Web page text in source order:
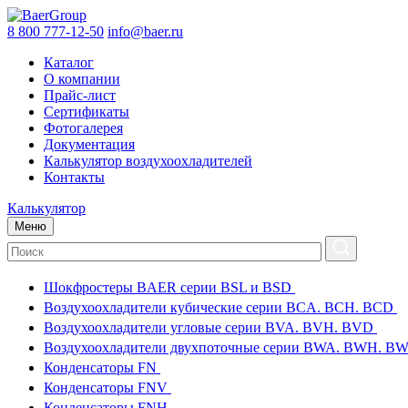
8 800 777-12-50 info@baer.ru
Каталог
О компании
Прайс-лист
Сертификаты
Фотогалерея
Документация
Калькулятор воздухоохладителей
Контакты
Калькулятор
Меню
Шокфростеры BAER серии BSL и BSD
Воздухоохладители кубические серии BCA. BCH. BCD
Воздухоохладители угловые серии BVA. BVH. BVD
Воздухоохладители двухпоточные серии BWA. BWH.
Конденсаторы FN
Конденсаторы FNV